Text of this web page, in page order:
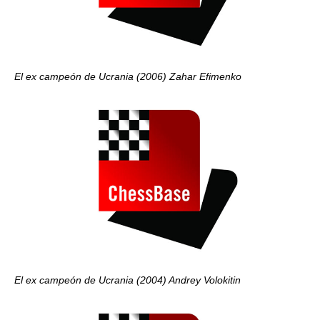
El ex campeón de Ucrania (2006) Zahar Efimenko
El ex campeón de Ucrania (2004) Andrey Volokitin